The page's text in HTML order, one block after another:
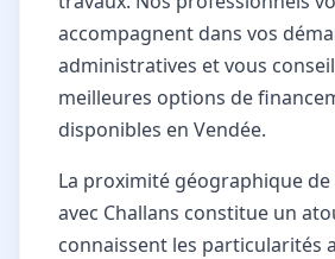
accompagnent dans vos
administratives et vous
meilleures options de
disponibles en Vendée.
La proximité géographique
avec Challans constitue un
connaissent les particularités